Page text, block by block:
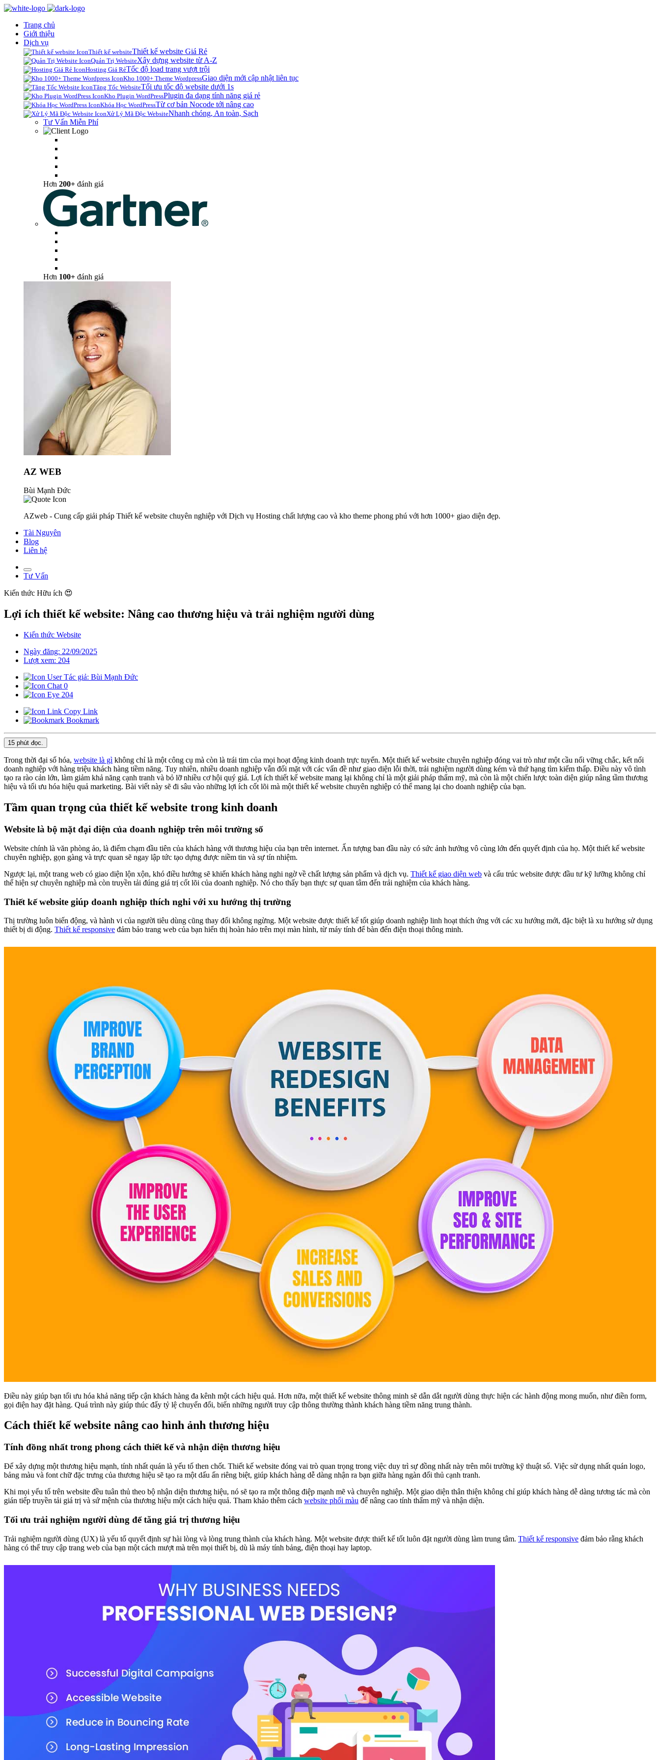
Trang chủ
Giới thiệu
Dịch vụ
Thiết kế websiteThiết kế website Giá Rẻ
Quản Trị WebsiteXây dựng website từ A-Z
Hosting Giá RẻTốc độ load trang vượt trội
Kho 1000+ Theme WordpressGiao diện mới cập nhật liên tục
Tăng Tốc WebsiteTối ưu tốc độ website dưới 1s
Kho Plugin WordPressPlugin đa dạng tính năng giá rẻ
Khóa Học WordPressTừ cơ bản Nocode tới nâng cao
Xử Lý Mã Độc WebsiteNhanh chóng, An toàn, Sạch
Tư Vấn Miễn Phí
Hơn 200+ đánh giá
Hơn 100+ đánh giá
AZ WEB
Bùi Mạnh Đức
AZweb - Cung cấp giải pháp Thiết kế website chuyên nghiệp với Dịch vụ Hosting chất lượng cao và kho theme phong phú với hơn 1000+ giao diện đẹp.
Tài Nguyên
Blog
Liên hệ
Tư Vấn
Kiến thức Hữu ích 😍
Lợi ích thiết kế website: Nâng cao thương hiệu và trải nghiệm người dùng
Kiến thức Website
Ngày đăng: 22/09/2025
Lượt xem: 204
Tác giả: Bùi Mạnh Đức
0
204
Copy Link
Bookmark
15 phút đọc.
Trong thời đại số hóa, website là gì không chỉ là một công cụ mà còn là trái tim của mọi hoạt động kinh doanh trực tuyến. Một thiết kế website chuyên nghiệp đóng vai trò như một cầu nối vững chắc, kết nối
doanh nghiệp với hàng triệu khách hàng tiềm năng. Tuy nhiên, nhiều doanh nghiệp vẫn đối mặt với các vấn đề như giao diện lỗi thời, trải nghiệm người dùng kém và thứ hạng tìm kiếm thấp. Điều này vô tình
tạo ra rào cản lớn, làm giảm khả năng cạnh tranh và bỏ lỡ nhiều cơ hội quý giá. Lợi ích thiết kế website mang lại không chỉ là một giải pháp thẩm mỹ, mà còn là một chiến lược toàn diện giúp nâng tầm thương
hiệu và tối ưu hóa hiệu quả marketing. Bài viết này sẽ đi sâu vào những lợi ích cốt lõi mà một thiết kế website chuyên nghiệp có thể mang lại cho doanh nghiệp của bạn.
Tầm quan trọng của thiết kế website trong kinh doanh
Website là bộ mặt đại diện của doanh nghiệp trên môi trường số
Website chính là văn phòng ảo, là điểm chạm đầu tiên của khách hàng với thương hiệu của bạn trên internet. Ấn tượng ban đầu này có sức ảnh hưởng vô cùng lớn đến quyết định của họ. Một thiết kế website
chuyên nghiệp, gọn gàng và trực quan sẽ ngay lập tức tạo dựng được niềm tin và sự tín nhiệm.
Ngược lại, một trang web có giao diện lộn xộn, khó điều hướng sẽ khiến khách hàng nghi ngờ về chất lượng sản phẩm và dịch vụ. Thiết kế giao diện web và cấu trúc website được đầu tư kỹ lưỡng không chỉ
thể hiện sự chuyên nghiệp mà còn truyền tải đúng giá trị cốt lõi của doanh nghiệp. Nó cho thấy bạn thực sự quan tâm đến trải nghiệm của khách hàng.
Thiết kế website giúp doanh nghiệp thích nghi với xu hướng thị trường
Thị trường luôn biến động, và hành vi của người tiêu dùng cũng thay đổi không ngừng. Một website được thiết kế tốt giúp doanh nghiệp linh hoạt thích ứng với các xu hướng mới, đặc biệt là xu hướng sử dụng
thiết bị di động. Thiết kế responsive đảm bảo trang web của bạn hiển thị hoàn hảo trên mọi màn hình, từ máy tính để bàn đến điện thoại thông minh.
Điều này giúp bạn tối ưu hóa khả năng tiếp cận khách hàng đa kênh một cách hiệu quả. Hơn nữa, một thiết kế website thông minh sẽ dẫn dắt người dùng thực hiện các hành động mong muốn, như điền form,
gọi điện hay đặt hàng. Quá trình này giúp thúc đẩy tỷ lệ chuyển đổi, biến những người truy cập thông thường thành khách hàng tiềm năng trung thành.
Cách thiết kế website nâng cao hình ảnh thương hiệu
Tính đồng nhất trong phong cách thiết kế và nhận diện thương hiệu
Để xây dựng một thương hiệu mạnh, tính nhất quán là yếu tố then chốt. Thiết kế website đóng vai trò quan trọng trong việc duy trì sự đồng nhất này trên môi trường kỹ thuật số. Việc sử dụng nhất quán logo,
bảng màu và font chữ đặc trưng của thương hiệu sẽ tạo ra một dấu ấn riêng biệt, giúp khách hàng dễ dàng nhận ra bạn giữa hàng ngàn đối thủ cạnh tranh.
Khi mọi yếu tố trên website đều tuân thủ theo bộ nhận diện thương hiệu, nó sẽ tạo ra một thông điệp mạnh mẽ và chuyên nghiệp. Một giao diện thân thiện không chỉ giúp khách hàng dễ dàng tương tác mà còn
gián tiếp truyền tải giá trị và sứ mệnh của thương hiệu một cách hiệu quả. Tham khảo thêm cách website phối màu để nâng cao tính thẩm mỹ và nhận diện.
Tối ưu trải nghiệm người dùng để tăng giá trị thương hiệu
Trải nghiệm người dùng (UX) là yếu tố quyết định sự hài lòng và lòng trung thành của khách hàng. Một website được thiết kế tốt luôn đặt người dùng làm trung tâm. Thiết kế responsive đảm bảo rằng khách
hàng có thể truy cập trang web của bạn một cách mượt mà trên mọi thiết bị, dù là máy tính bảng, điện thoại hay laptop.